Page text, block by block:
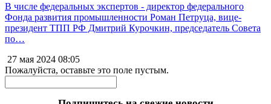
В числе федеральных экспертов - директор федерального
Фонда развития промышленности Роман Петруца, вице-
президент ТПП РФ Дмитрий Курочкин, председатель Совета
по…
27 мая 2024 08:05
Пожалуйста, оставьте это поле пустым.